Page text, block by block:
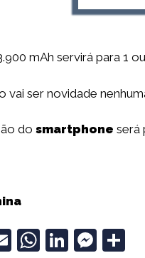
mAh servirá para 1
vai ser novidade
do smartphone será
E
W Li M